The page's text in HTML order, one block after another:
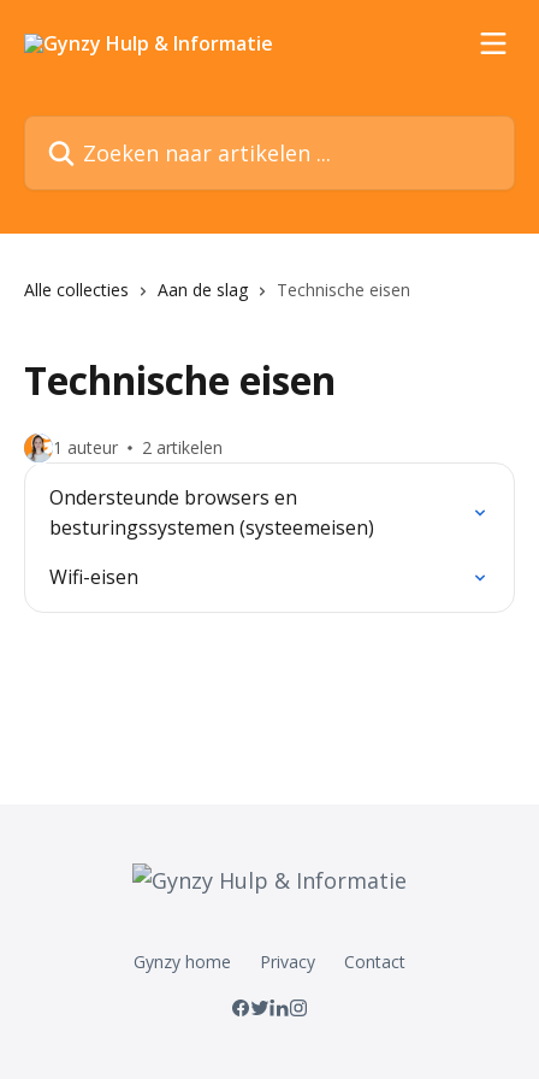
Zoeken naar artikelen ...
Alle collecties Aan de slag Technische eisen
Technische eisen
1 auteur 2 artikelen
Ondersteunde browsers en
besturingssystemen (systeemeisen)
Wifi-eisen
Gynzy home Privacy Contact